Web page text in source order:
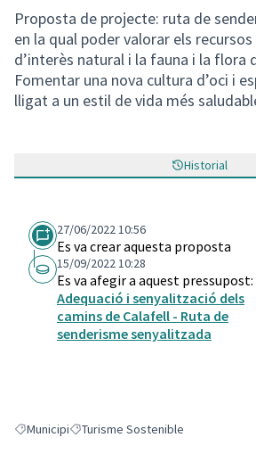
Proposta de projecte: ruta de
en la qual poder valorar els
d’interès natural i la fauna i la flora
Fomentar una nova cultura d’oci i
lligat a un estil de vida més
Historial
27/06/2022 10:56
Es va crear aquesta proposta
15/09/2022 10:28
Es va afegir a aquest pressupost:
Adequació i senyalització dels
camins de Calafell - Ruta de
senderisme senyalitzada
Resultats en filtrar per: Municipi
MunicipiResultats en filtrar per: Turisme
Turisme Sostenible